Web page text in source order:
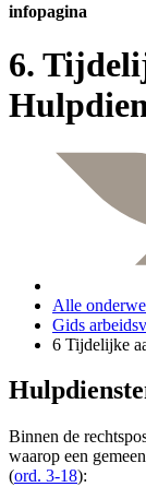
infopagina
6.
Alle
Gids
6 Tijdelijke
Binnen de
waarop een
(ord. 3-18):